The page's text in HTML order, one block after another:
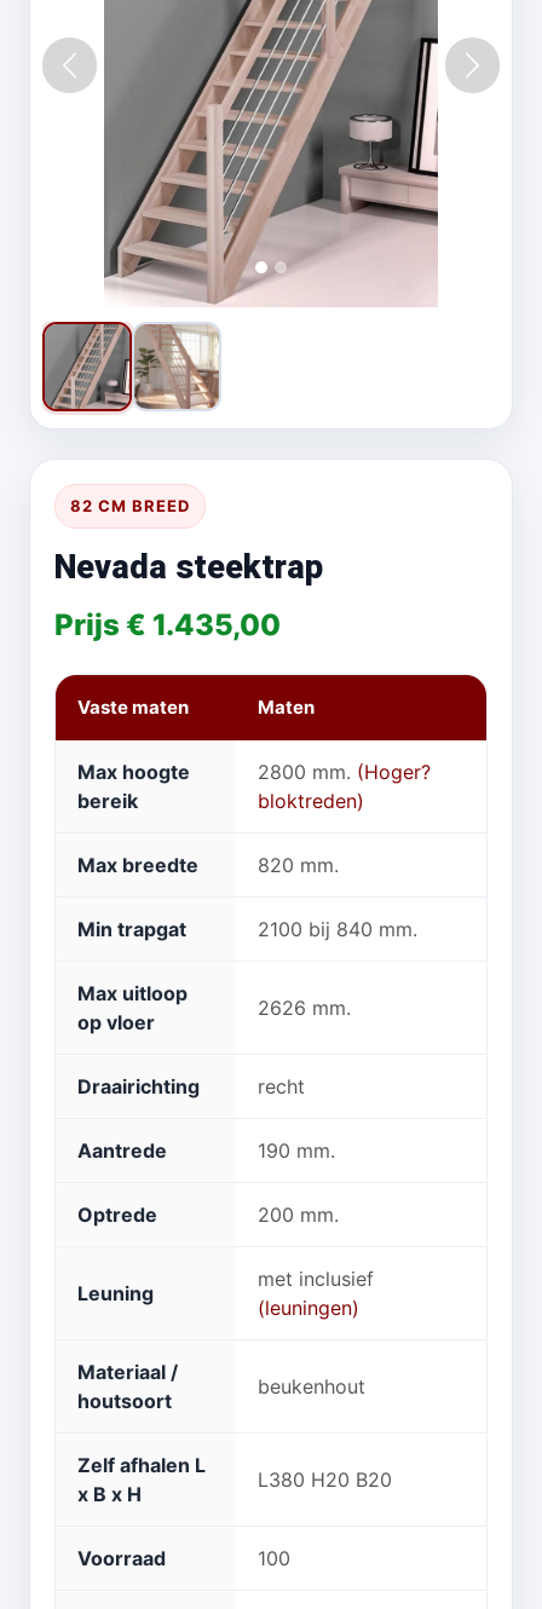
Vorige
82 CM BREED
Nevada steektrap
Prijs € 1.435,00
Vaste maten Maten
Max hoogte
bereik
2800 mm. (Hoger?
bloktreden)
Max breedte 820 mm.
Min trapgat 2100 bij 840 mm.
Max uitloop
op vloer
2626 mm.
Draairichting recht
Aantrede 190 mm.
Optrede 200 mm.
Leuning
met inclusief
(leuningen)
Materiaal /
houtsoort
beukenhout
Zelf afhalen L
x B x H
L380 H20 B20
Voorraad 100